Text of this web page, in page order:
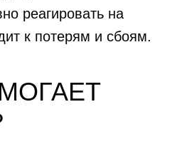
реагировать на
к потерям и сбоям.